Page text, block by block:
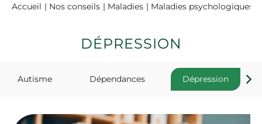
Accueil Nos conseils Maladies Maladies psychologiques
DÉPRESSION
Autisme Dépendances Dépression